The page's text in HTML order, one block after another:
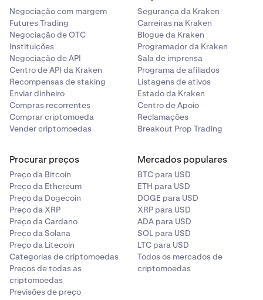
Notificações.
5 SelecionePermitir
no menu pendente Estado para
pro.kraken.com
6 Clique no botão Guardar Alterações.
Dispositivos Android:
1 Abra a aplicação Definiçõesno seu dispositivo
Android.
2 Deslize para baixo e selecioneAplicaçõesou
de Aplicações
, dependendo da versão do seu
dispositivo.
3
Encontre e toque no nome da sua aplicação Kraken
4 Toque emNotificações da aplicaçãoou numa opção
semelhante.
5
Ative o interruptor para permitir as notificações para
a aplicação da carteira.
6
Pode personalizar ainda mais as definições de
notificação, incluindo as preferências de som e
vibração.
1
Abra a aplicação Definições no seu dispositivo
Android.
2 Deslize para baixo e selecioneAplicaçõesou
de Aplicações, dependendo da versão do seu
dispositivo.
3
Encontre e toque no nome da sua aplicação Kraken
Wallet.
semelhante.
5
Desative o interruptor para desativar as notificações
para a aplicação da carteira.
Negociação com margem
Futures Trading
Negociação de OTC
Instituições
Negociação de API
Centro de API da Kraken
Recompensas de staking
Enviar dinheiro
Compras recorrentes
Comprar criptomoeda
Vender criptomoedas
Segurança da Kraken
Carreiras na Kraken
Blogue da Kraken
Programador da Kraken
Sala de imprensa
Programa de afiliados
Listagens de ativos
Estado da Kraken
Centro de Apoio
Reclamações
Breakout Prop Trading
Procurar preços
Preço da Bitcoin
Preço da Ethereum
Preço da Dogecoin
Preço da XRP
Preço da Cardano
Preço da Solana
Preço da Litecoin
Categorias de criptomoedas
Preços de todas as
criptomoedas
Previsões de preço
Mercados populares
BTC para USD
ETH para USD
DOGE para USD
XRP para USD
ADA para USD
SOL para USD
LTC para USD
Todos os mercados de
criptomoedas